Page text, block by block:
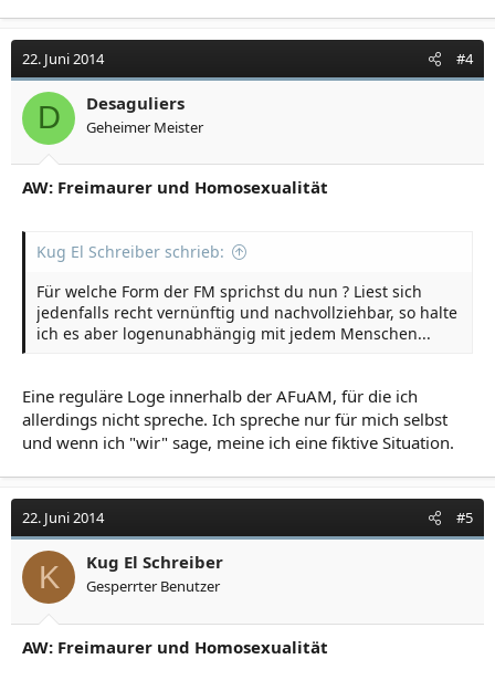
22. Juni 2014 #4
D Desaguliers
Geheimer Meister
AW: Freimaurer und Homosexualität
Kug El Schreiber schrieb:
Für welche Form der FM sprichst du nun ? Liest sich
jedenfalls recht vernünftig und nachvollziehbar, so halte
ich es aber logenunabhängig mit jedem Menschen...
Eine reguläre Loge innerhalb der AFuAM, für die ich
allerdings nicht spreche. Ich spreche nur für mich selbst
und wenn ich "wir" sage, meine ich eine fiktive Situation.
22. Juni 2014 #5
K Kug El Schreiber
Gesperrter Benutzer
AW: Freimaurer und Homosexualität